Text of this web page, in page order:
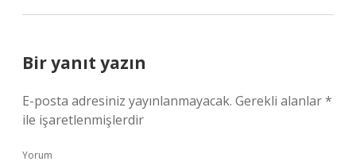
Bir yanıt yazın
E-posta adresiniz yayınlanmayacak. Gerekli alanlar*
ile işaretlenmişlerdir
Yorum